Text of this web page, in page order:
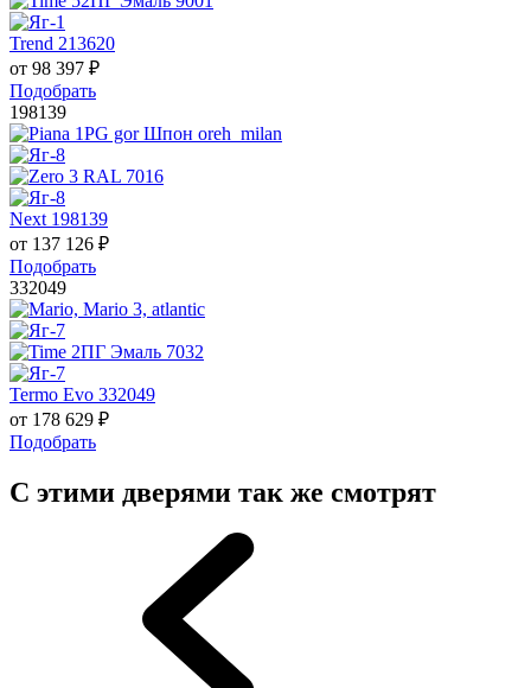
Trend 213620
от 98 397 ₽
Подобрать
198139
Next 198139
от 137 126 ₽
Подобрать
332049
Termo Evo 332049
от 178 629 ₽
Подобрать
С этими дверями так же смотрят